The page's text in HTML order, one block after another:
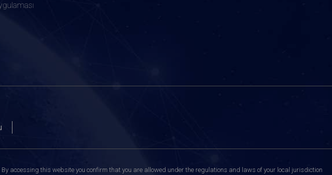
By accessing this website you confirm that you are allowed under the regulations and laws of your local jurisdiction